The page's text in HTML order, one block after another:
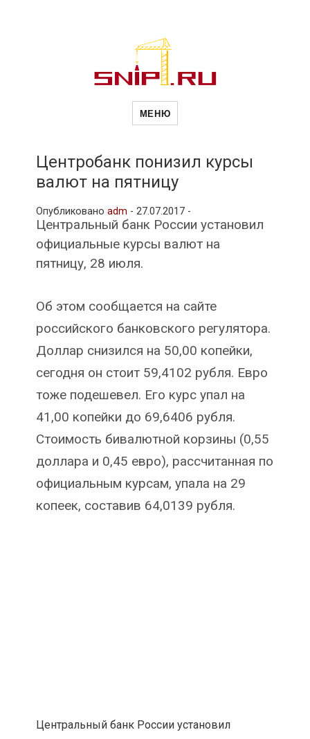
Новости
и
рубрики
МЕНЮ
Центробанк понизил курсы
валют на пятницу
Опубликовано adm - 27.07.2017 -
Центральный банк России установил
официальные курсы валют на
пятницу, 28 июля.
Об этом сообщается на сайте
российского банковского регулятора.
Доллар снизился на 50,00 копейки,
сегодня он стоит 59,4102 рубля. Евро
тоже подешевел. Его курс упал на
41,00 копейки до 69,6406 рубля.
Стоимость бивалютной корзины (0,55
доллара и 0,45 евро), рассчитанная по
официальным курсам, упала на 29
копеек, составив 64,0139 рубля.
Центральный банк России установил